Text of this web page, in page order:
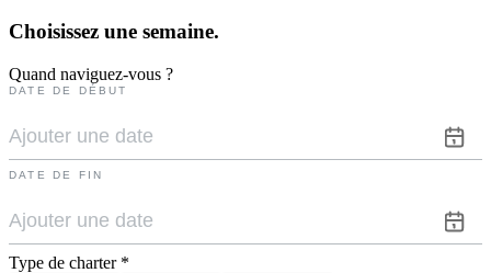
Choisissez une semaine.
Quand naviguez-vous ?
DATE DE DÉBUT
DATE DE FIN
Type de charter *